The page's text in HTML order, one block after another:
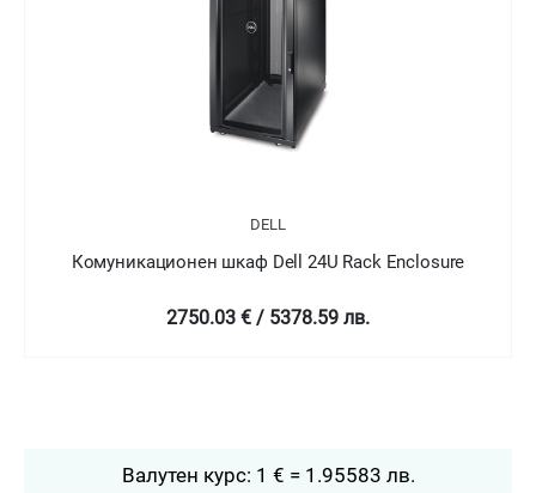
24U Rack Enclosure Комуникационен шкаф Dell
Валутен курс: 1 € = 1.95583 лв.